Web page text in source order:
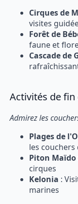
Cirques de
visites
Forêt de
faune et
Cascade de
Activités de fin
Admirez les
Plages de
les couchers
Piton Maïdo
cirques
Kelonia :
marines